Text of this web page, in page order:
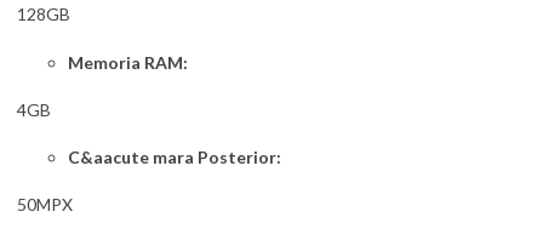
128GB
Memoria RAM:
4GB
C&aacute mara Posterior:
50MPX